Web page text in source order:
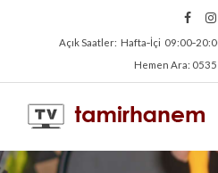
Açık Saatler: Hafta‑İçi
Hemen Ara: